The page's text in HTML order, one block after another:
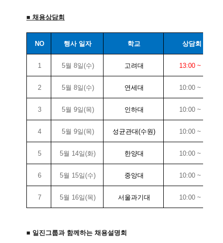
■ 채용상담회
NO 행사 일자 학교 상담회 시간
1 5월 8일(수) 고려대 13:00 ~ 17:00
2 5월 8일(수) 연세대 10:00 ~ 17:00
3 5월 9일(목) 인하대 10:00 ~ 17:00
4 5월 9일(목) 성균관대(수원) 10:00 ~ 17:00
5 5월 14일(화) 한양대 10:00 ~ 17:00
6 5월 15일(수) 중앙대 10:00 ~ 17:00
7 5월 16일(목) 서울과기대 10:00 ~ 17:00
■ 일진그룹과 함께하는 채용설명회